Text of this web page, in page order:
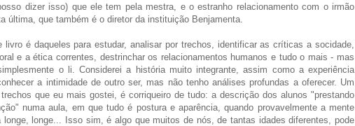
dizer isso) que ele tem pela mestra, e o estranho relacionamento com o irmão
última, que também é o diretor da instituição Benjamenta.
livro é daqueles para estudar, analisar por trechos, identificar as críticas a socidade,
e a ética correntes, destrinchar os relacionamentos humanos e tudo o mais - mas
o li. Considerei a história muito integrante, assim como a experiência
a intimidade de outro ser, mas não tenho análises profundas a oferecer. Um
que eu mais gostei, é corriqueiro de tudo: a descrição dos alunos "prestando
numa aula, em que tudo é postura e aparência, quando provavelmente a mente
longe, longe... Isso sim, é algo que muitos de nós, de tantas idades diferentes, pode